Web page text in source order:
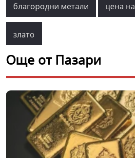
благородни метали цена
злато
Още от Пазари